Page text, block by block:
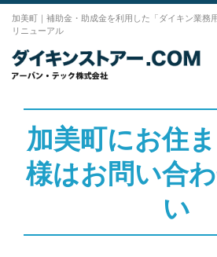
加美町｜補助金・助成金を利用した「ダイキン業務
リニューアル
加美町にお住
様はお問い合
い